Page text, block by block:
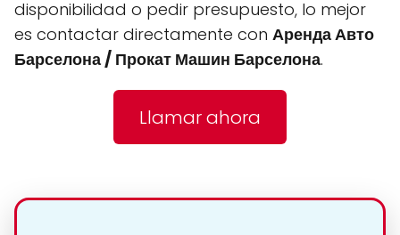
disponibilidad o pedir presupuesto, lo mejor
es contactar directamente con Аренда Авто
Барселона / Прокат Машин Барселона.
Llamar ahora